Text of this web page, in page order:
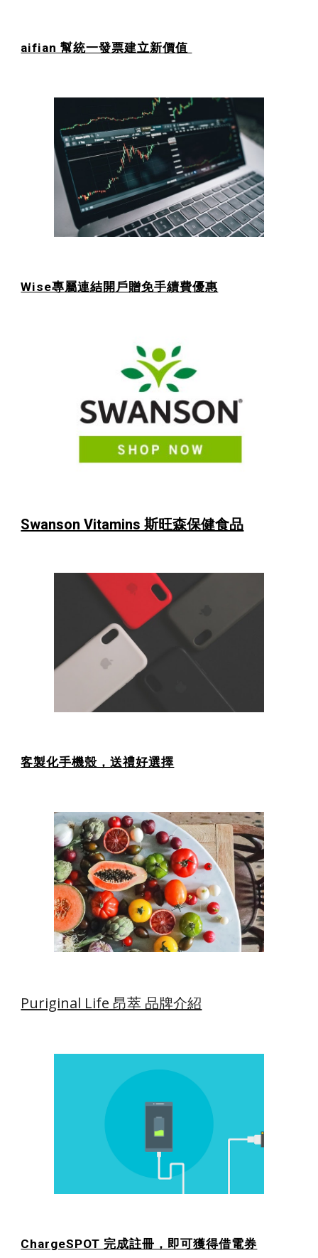
aifian 幫統一發票建立新價值
Wise專屬連結開戶贈免手續費優惠
Swanson Vitamins 斯旺森保健食品
客製化手機殼，送禮好選擇
Puriginal Life 昂萃 品牌介紹
ChargeSPOT 完成註冊，即可獲得借電券